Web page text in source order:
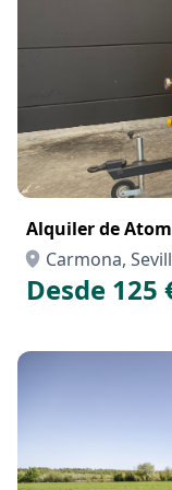
Alquiler de
Carmona,
Desde 125